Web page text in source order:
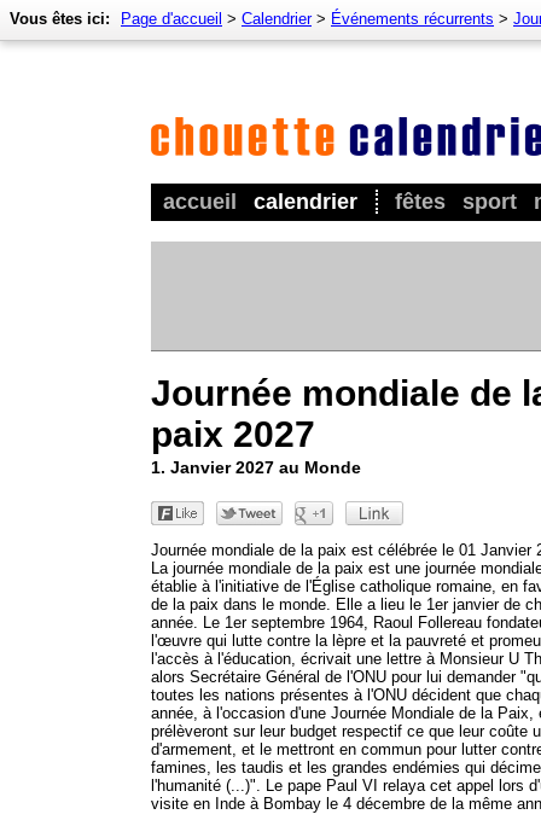
accueil calendrier fêtes sport
Vous êtes ici: Page d'accueil > Calendrier> Événements récurrents >
Journée mondiale de
paix 2027
1. Janvier 2027 au Monde
Journée mondiale de la paix est célébrée le 01 Janvier
La journée mondiale de la paix est une journée
établie à l'initiative de l'Église catholique romaine, en
de la paix dans le monde. Elle a lieu le 1er janvier de
année. Le 1er septembre 1964, Raoul Follereau
l'œuvre qui lutte contre la lèpre et la pauvreté et
l'accès à l'éducation, écrivait une lettre à Monsieur U
alors Secrétaire Général de l'ONU pour lui demander
toutes les nations présentes à l'ONU décident que
année, à l'occasion d'une Journée Mondiale de la Paix,
prélèveront sur leur budget respectif ce que leur coûte
d'armement, et le mettront en commun pour lutter
famines, les taudis et les grandes endémies qui
l'humanité (...)". Le pape Paul VI relaya cet appel lors
visite en Inde à Bombay le 4 décembre de la même